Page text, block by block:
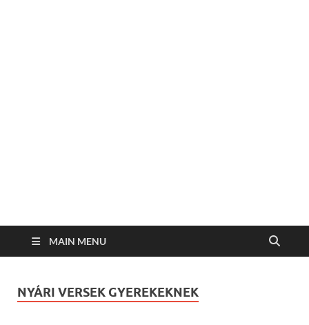
MAIN MENU
NYÁRI VERSEK GYEREKEKNEK